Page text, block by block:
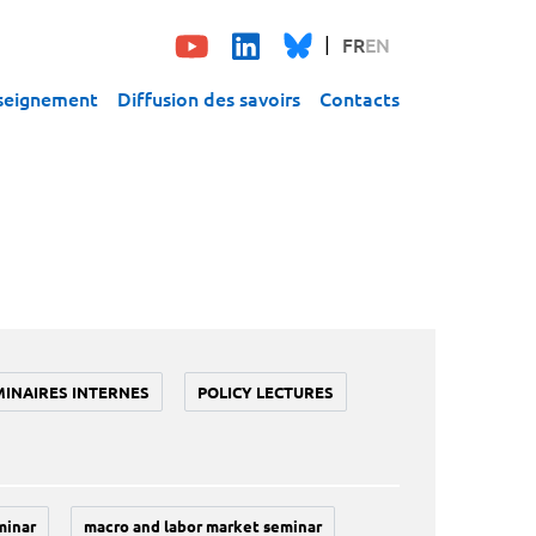
FREN
Diffusion des savoirs Contacts
INTERNES POLICY LECTURES
macro and labor market seminar